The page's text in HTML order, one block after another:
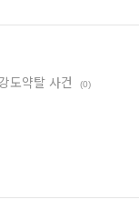
도약탈 사건
(0)